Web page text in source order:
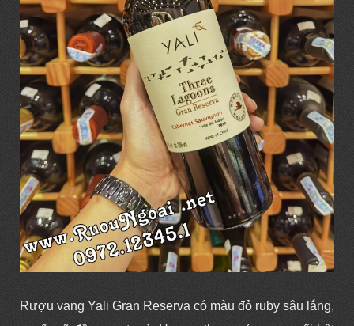
Rượu vang Yali Gran Reserva có màu đỏ ruby sâu lắng,